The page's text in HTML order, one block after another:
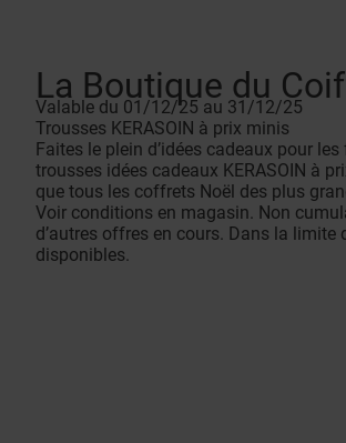
La Boutique du
Valable du 01/12/25 au 31/12/25
Trousses KERASOIN à prix minis
Faites le plein d’idées cadeaux pour
trousses idées cadeaux KERASOIN à
que tous les coffrets Noël des plus
Voir conditions en magasin. Non
d’autres offres en cours. Dans la limite
disponibles.